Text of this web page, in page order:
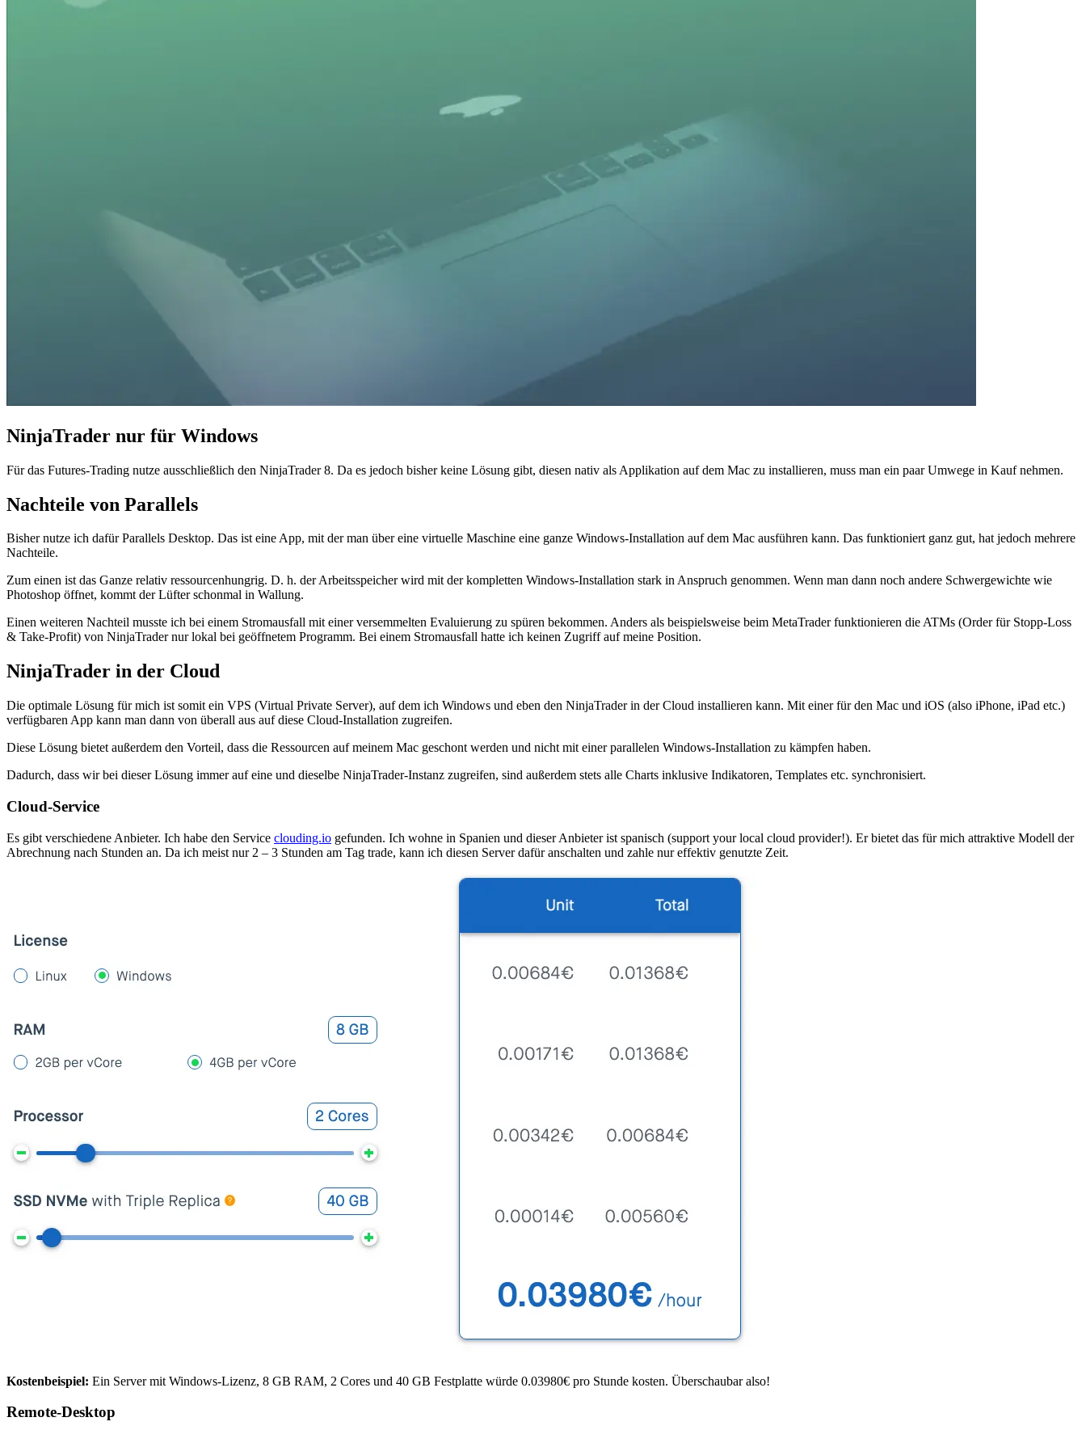
NinjaTrader nur für Windows
Für das Futures-Trading nutze ausschließlich den NinjaTrader 8. Da es jedoch bisher keine Lösung gibt, diesen nativ als Applikation auf dem Mac zu installieren, muss man ein paar Umwege in Kauf nehmen.
Nachteile von Parallels
Bisher nutze ich dafür Parallels Desktop. Das ist eine App, mit der man über eine virtuelle Maschine eine ganze Windows-Installation auf dem Mac ausführen kann. Das funktioniert ganz gut, hat jedoch mehrere
Nachteile.
Zum einen ist das Ganze relativ ressourcenhungrig. D. h. der Arbeitsspeicher wird mit der kompletten Windows-Installation stark in Anspruch genommen. Wenn man dann noch andere Schwergewichte wie
Photoshop öffnet, kommt der Lüfter schonmal in Wallung.
Einen weiteren Nachteil musste ich bei einem Stromausfall mit einer versemmelten Evaluierung zu spüren bekommen. Anders als beispielsweise beim MetaTrader funktionieren die ATMs (Order für Stopp-Loss
& Take-Profit) von NinjaTrader nur lokal bei geöffnetem Programm. Bei einem Stromausfall hatte ich keinen Zugriff auf meine Position.
NinjaTrader in der Cloud
Die optimale Lösung für mich ist somit ein VPS (Virtual Private Server), auf dem ich Windows und eben den NinjaTrader in der Cloud installieren kann. Mit einer für den Mac und iOS (also iPhone, iPad etc.)
verfügbaren App kann man dann von überall aus auf diese Cloud-Installation zugreifen.
Diese Lösung bietet außerdem den Vorteil, dass die Ressourcen auf meinem Mac geschont werden und nicht mit einer parallelen Windows-Installation zu kämpfen haben.
Dadurch, dass wir bei dieser Lösung immer auf eine und dieselbe NinjaTrader-Instanz zugreifen, sind außerdem stets alle Charts inklusive Indikatoren, Templates etc. synchronisiert.
Cloud-Service
Es gibt verschiedene Anbieter. Ich habe den Service clouding.io gefunden. Ich wohne in Spanien und dieser Anbieter ist spanisch (support your local cloud provider!). Er bietet das für mich attraktive Modell der
Abrechnung nach Stunden an. Da ich meist nur 2 – 3 Stunden am Tag trade, kann ich diesen Server dafür anschalten und zahle nur effektiv genutzte Zeit.
Kostenbeispiel: Ein Server mit Windows-Lizenz, 8 GB RAM, 2 Cores und 40 GB Festplatte würde 0.03980€ pro Stunde kosten. Überschaubar also!
Remote-Desktop